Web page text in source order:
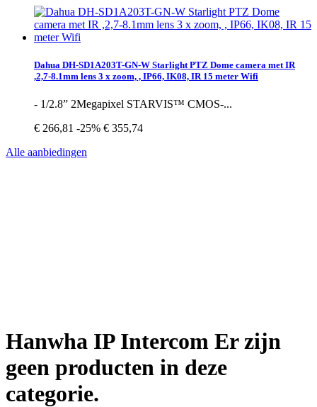
Dahua DH-SD1A203T-GN-W Starlight PTZ Dome camera met IR
,2,7-8.1mm lens 3 x zoom, , IP66, IK08, IR 15 meter Wifi
- 1/2.8” 2Megapixel STARVIS™ CMOS-...
€ 266,81 -25% € 355,74
Alle aanbiedingen
Hanwha IP Intercom Er zijn
geen producten in deze
categorie.